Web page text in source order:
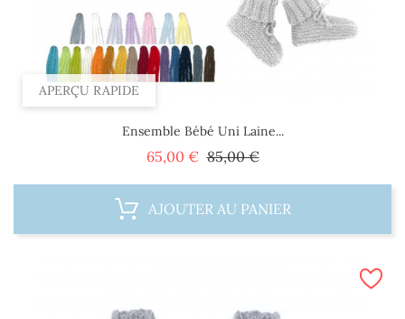
APERÇU RAPIDE
Ensemble Bébé Uni Laine...
65,00 € Prix
85,00 €Prix
AJOUTER AU PANIER